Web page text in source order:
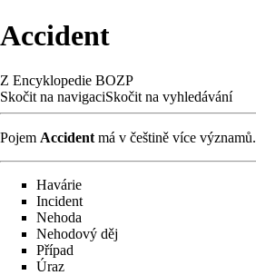
Accident
Z Encyklopedie BOZP
Skočit na navigaciSkočit na vyhledávání
Pojem Accident má v češtině více významů.
Havárie
Incident
Nehoda
Nehodový děj
Případ
Úraz